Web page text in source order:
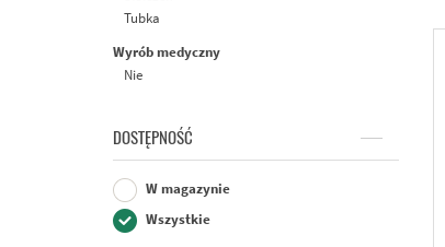
Sles
Sls
Tubka
Wyrób medyczny
Nie
DOSTĘPNOŚĆ
W magazynie
Wszystkie